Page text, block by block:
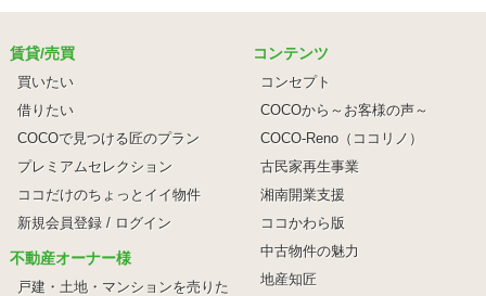
賃貸/売買
買いたい
借りたい
COCOで見つける匠のプラン
プレミアムセレクション
ココだけのちょっとイイ物件
新規会員登録 / ログイン
不動産オーナー様
戸建・土地・マンションを売りた
コンテンツ
コンセプト
COCOから～お客様の声～
COCO-Reno（ココリノ）
古民家再生事業
湘南開業支援
ココかわら版
中古物件の魅力
地産知匠